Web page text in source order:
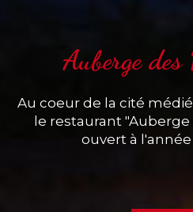
Auberge
Au coeur de la cité
le restaurant
ouvert à